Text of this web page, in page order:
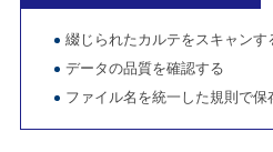
綴じられたカルテをスキャンす
データの品質を確認する
ファイル名を統一した規則で保